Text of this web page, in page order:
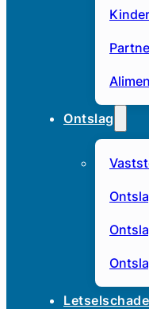
Ontslag
Letselschade